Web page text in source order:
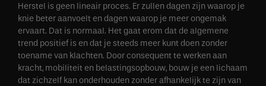
Herstel is geen lineair proces. Er zullen dagen zijn waarop je
knie beter aanvoelt en dagen waarop je meer ongemak
ervaart. Dat is normaal. Het gaat erom dat de algemene
trend positief is en dat je steeds meer kunt doen zonder
toename van klachten. Door consequent te werken aan
kracht, mobiliteit en belastingsopbouw, bouw je een lichaam
dat zichzelf kan onderhouden zonder afhankelijk te zijn van